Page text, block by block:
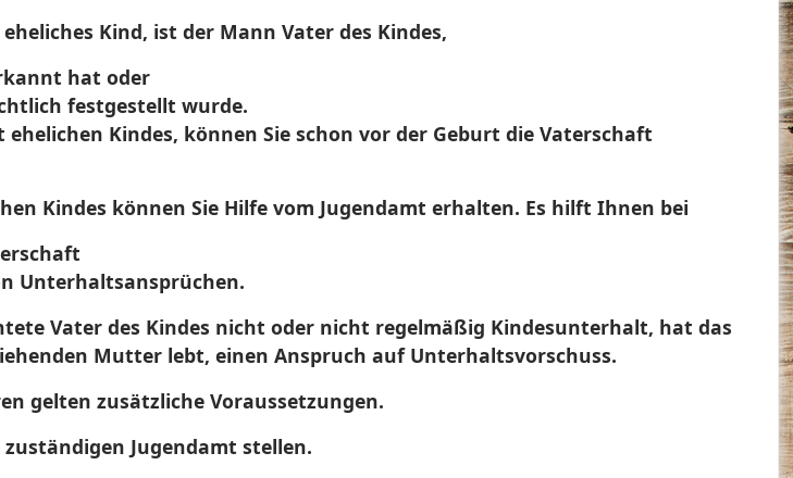
Kind, ist der Mann Vater des Kindes,
hat oder
festgestellt wurde.
ehelichen Kindes, können Sie schon vor der Geburt die Vaterschaft
Kindes können Sie Hilfe vom Jugendamt erhalten. Es hilft Ihnen bei
Unterhaltsansprüchen.
Vater des Kindes nicht oder nicht regelmäßig Kindesunterhalt, hat das
Mutter lebt, einen Anspruch auf Unterhaltsvorschuss.
gelten zusätzliche Voraussetzungen.
Jugendamt stellen.